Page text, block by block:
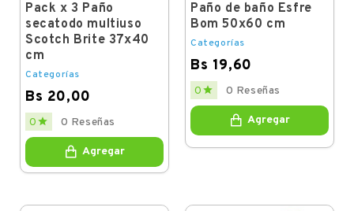
Pack x 3 Paño
secatodo multiuso
Scotch Brite 37x40
cm
Categorías
Bs 20,00
Price
0  0 Reseñas
Agregar
Paño de baño Esfre
Bom 50x60 cm
Categorías
Bs 19,60
Price
0  0 Reseñas
Agregar